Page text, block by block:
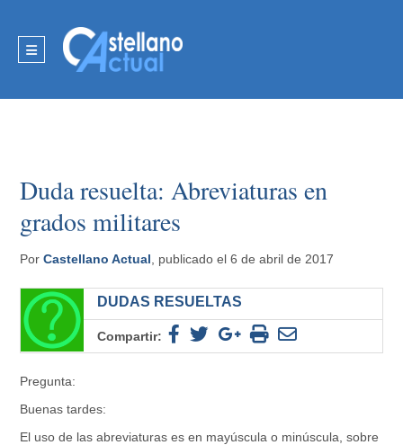
Duda resuelta: Abreviaturas en
grados militares
PorCastellano Actual , publicado el 6 de abril de 2017
DUDAS RESUELTAS
Compartir:
Pregunta:
Buenas tardes:
El uso de las abreviaturas es en mayúscula o minúscula, sobre